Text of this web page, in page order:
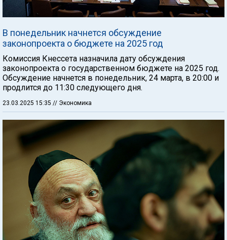
В понедельник начнется обсуждение
законопроекта о бюджете на 2025 год
Комиссия Кнессета назначила дату обсуждения
законопроекта о государственном бюджете на 2025 год.
Обсуждение начнется в понедельник, 24 марта, в 20:00 и
продлится до 11:30 следующего дня.
23.03.2025 15:35 // Экономика